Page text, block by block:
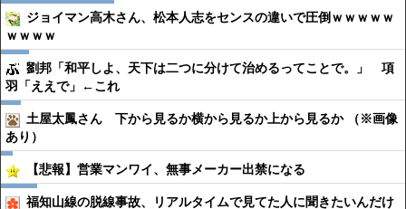
ジョイマン高木さん、松本人志をセンスの違いで圧倒ｗｗｗｗｗ
ｗｗｗｗ
劉邦「和平しよ、天下は二つに分けて治めるってことで。」 項
羽「ええで」←これ
土屋太鳳さん 下から見るか横から見るか上から見るか （※画像
あり）
【悲報】営業マンワイ、無事メーカー出禁になる
福知山線の脱線事故、リアルタイムで見てた人に聞きたいんだけ